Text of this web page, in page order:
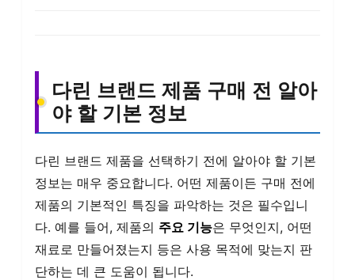
다린 브랜드 제품 구매 전 알아
야 할 기본 정보
다린 브랜드 제품을 선택하기 전에 알아야 할 기본
정보는 매우 중요합니다. 어떤 제품이든 구매 전에
제품의 기본적인 특징을 파악하는 것은 필수입니
다. 예를 들어, 제품의 주요 기능은 무엇인지, 어떤
재료로 만들어졌는지 등은 사용 목적에 맞는지 판
단하는 데 큰 도움이 됩니다.